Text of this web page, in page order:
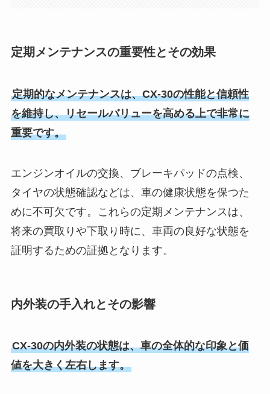
定期メンテナンスの重要性とその効果
定期的なメンテナンスは、CX-30の性能と信頼性
を維持し、リセールバリューを高める上で非常に
重要です。
エンジンオイルの交換、ブレーキパッドの点検、
タイヤの状態確認などは、車の健康状態を保つた
めに不可欠です。これらの定期メンテナンスは、
将来の買取りや下取り時に、車両の良好な状態を
証明するための証拠となります。
内外装の手入れとその影響
CX-30の内外装の状態は、車の全体的な印象と価
値を大きく左右します。